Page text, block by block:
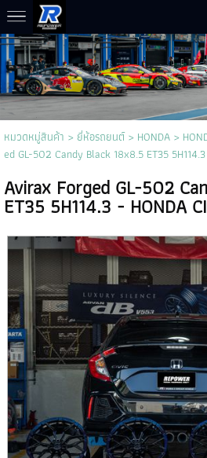
หมวดหมู่สินค้า >ยี่ห้อรถยนต์> HONDA>
ed GL-502 Candy Black 18x8.5 ET35
Avirax Forged GL-502
ET35 5H114.3 - HONDA